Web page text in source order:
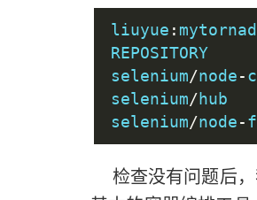
liuyue :
selenium/node-
selenium/
selenium/node-
检查没有问题后，